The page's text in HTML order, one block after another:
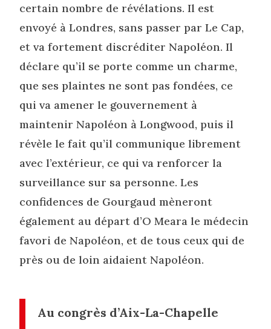
certain nombre de révélations. Il est
envoyé à Londres, sans passer par Le Cap,
et va fortement discréditer Napoléon. Il
déclare qu’il se porte comme un charme,
que ses plaintes ne sont pas fondées, ce
qui va amener le gouvernement à
maintenir Napoléon à Longwood, puis il
révèle le fait qu’il communique librement
avec l’extérieur, ce qui va renforcer la
surveillance sur sa personne. Les
confidences de Gourgaud mèneront
également au départ d’O Meara le médecin
favori de Napoléon, et de tous ceux qui de
près ou de loin aidaient Napoléon.
Au congrès d’Aix-La-Chapelle